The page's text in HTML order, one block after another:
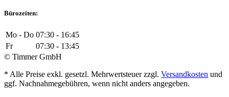
Bürozeiten:
Mo - Do 07:30 - 16:45
Fr
07:30 - 13:45
© Timmer GmbH
* Alle Preise exkl. gesetzl. Mehrwertsteuer zzgl. Versandkosten und
ggf. Nachnahmegebühren, wenn nicht anders angegeben.